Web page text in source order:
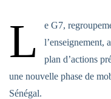
L
e G7,
l’enseignement,
plan d’actions
une nouvelle phase de
Sénégal.